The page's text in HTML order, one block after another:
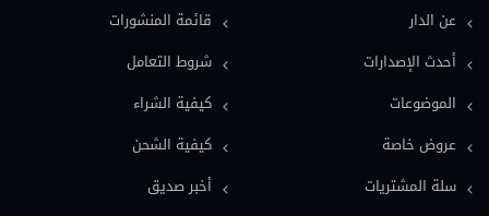
دولي خاص (13)
معاجم قانونية (11)
فلسفة قانون (9)
قائمة المنشورات
شروط التعامل
كيفية الشراء
كيفية الشحن
أخبر صديق
عن الدار
أحدث الإصدارات
الموضوعات
عروض خاصة
سلة المشتريات